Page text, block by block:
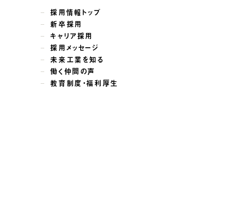
採用情報トップ
新卒採用
キャリア採用
採用メッセージ
未来工業を知る
働く仲間の声
教育制度・福利厚生